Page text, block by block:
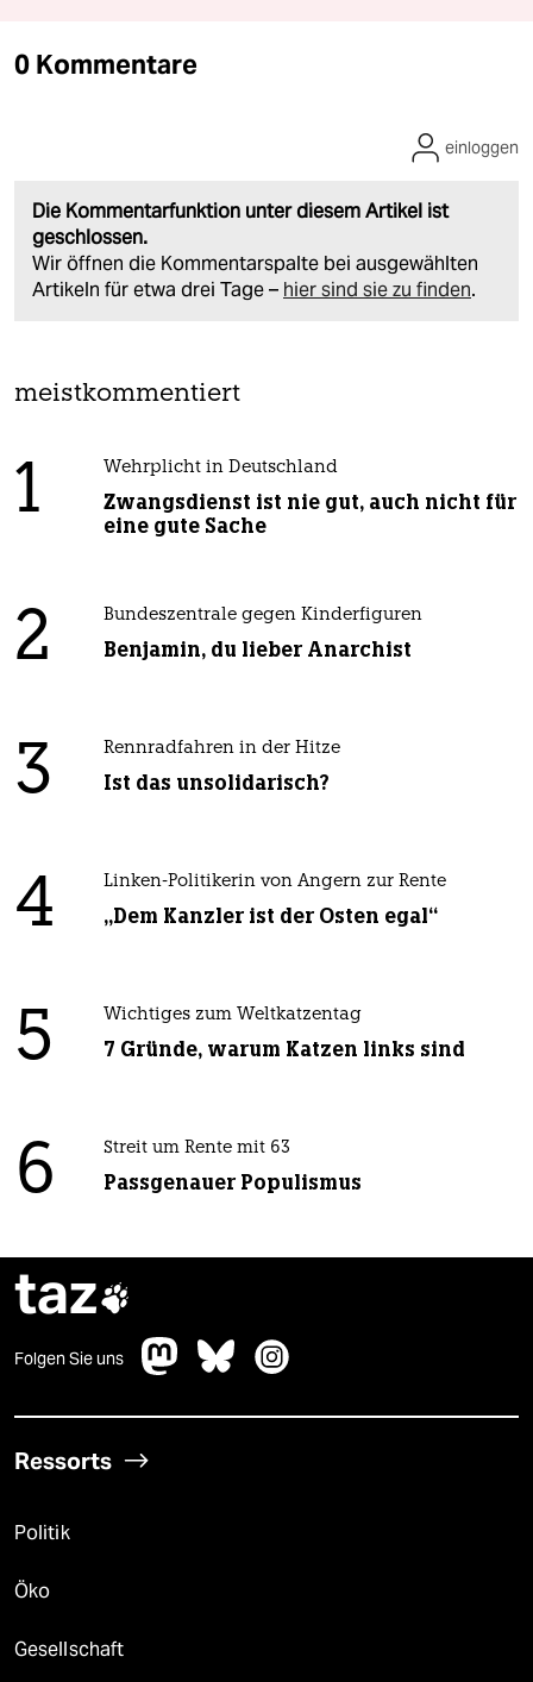
0 Kommentare
Die Kommentarfunktion unter diesem Artikel ist
geschlossen.
Wir öffnen die Kommentarspalte bei ausgewählten
Artikeln für etwa drei Tage – hier sind sie zu finden.
einloggen
meistkommentiert
1 Wehrplicht in Deutschland
Zwangsdienst ist nie gut, auch nicht für
eine gute Sache
2 Bundeszentrale gegen Kinderfiguren
Benjamin, du lieber Anarchist
3 Rennradfahren in der Hitze
Ist das unsolidarisch?
4 Linken-Politikerin von Angern zur Rente
„Dem Kanzler ist der Osten egal“
5 Wichtiges zum Weltkatzentag
7 Gründe, warum Katzen links sind
6 Streit um Rente mit 63
Passgenauer Populismus
taz
Folgen Sie uns
Ressorts
Politik
Öko
Gesellschaft